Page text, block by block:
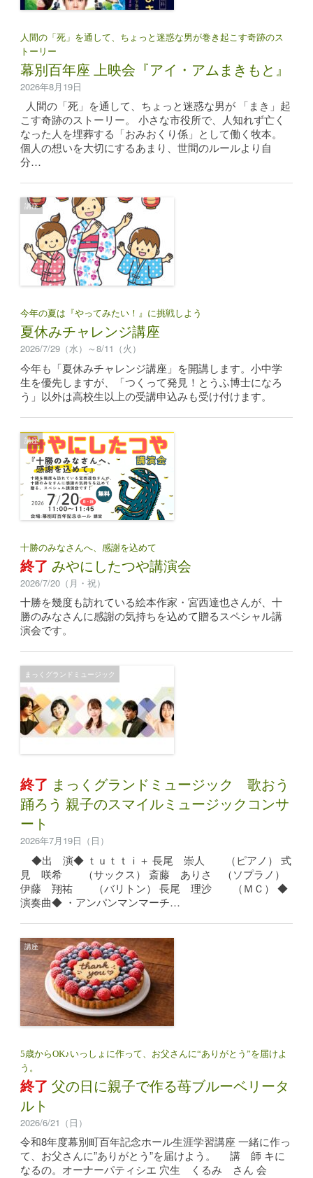
人間の「死」を通して、ちょっと迷惑な男が巻き起こす奇跡のス
トーリー
幕別百年座 上映会『アイ・アムまきもと』
2026年8月19日
人間の「死」を通して、ちょっと迷惑な男が 「まき」起
こす奇跡のストーリー。 小さな市役所で、人知れず亡く
なった人を埋葬する「おみおくり係」として働く牧本。
個人の想いを大切にするあまり、世間のルールより自
分…
講座
今年の夏は『やってみたい！』に挑戦しよう
夏休みチャレンジ講座
2026/7/29（水）～8/11（火）
今年も「夏休みチャレンジ講座」を開講します。小中学
生を優先しますが、「つくって発見！とうふ博士になろ
う」以外は高校生以上の受講申込みも受け付けます。
講座
十勝のみなさんへ、感謝を込めて
終了みやにしたつや講演会
2026/7/20（月・祝）
十勝を幾度も訪れている絵本作家・宮西達也さんが、十
勝のみなさんに感謝の気持ちを込めて贈るスペシャル講
演会です。
まっくグランドミュージック
終了 まっくグランドミュージック 歌おう
踊ろう 親子のスマイルミュージックコンサ
ート
2026年7月19日（日）
◆出 演◆ ｔｕｔｔｉ＋ 長尾 崇人 （ピアノ） 式
見 咲希 （サックス） 斎藤 ありさ （ソプラノ）
伊藤 翔祐 （バリトン） 長尾 理沙 （ＭＣ） ◆
演奏曲◆ ・アンパンマンマーチ…
講座
5歳からOK♪いっしょに作って、お父さんに“ありがとう”を届けよ
う。
終了父の日に親子で作る苺ブルーベリータ
ルト
2026/6/21（日）
令和8年度幕別町百年記念ホール生涯学習講座 一緒に作っ
て、お父さんに”ありがとう”を届けよう。 講 師 キに
なるの。オーナーパティシエ 穴生 くるみ さん 会